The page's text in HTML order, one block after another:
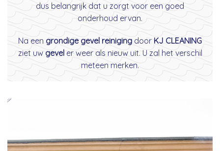
dus belangrijk dat u zorgt voor een goed
onderhoud ervan.
Na een grondige gevel reiniging door KJ CLEANING
ziet uw geveler weer als nieuw uit. U zal het verschil
meteen merken.